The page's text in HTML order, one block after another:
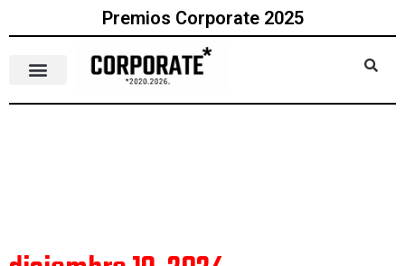
Premios Corporate 2025